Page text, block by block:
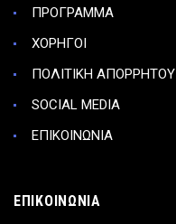
ΠΡΟΓΡΑΜΜΑ
ΧΟΡΗΓΟΙ
ΠΟΛΙΤΙΚΗ ΑΠΟΡΡΗΤΟΥ
SOCIAL MEDIA
ΕΠΙΚΟΙΝΩΝΙΑ
ΕΠΙΚΟΙΝΩΝΙΑ